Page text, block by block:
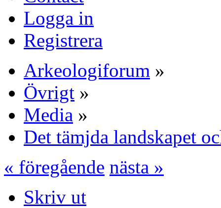
Logga in
Registrera
Arkeologiforum »
Övrigt »
Media »
Det tämjda landskapet
« föregående nästa »
Skriv ut